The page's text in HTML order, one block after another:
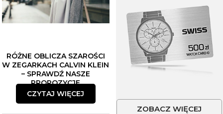
RÓŻNE OBLICZA SZAROŚCI
W ZEGARKACH CALVIN KLEIN
– SPRAWDŹ NASZE
PROPOZYCJE
CZYTAJ WIĘCEJ
ZOBACZ WIĘCEJ